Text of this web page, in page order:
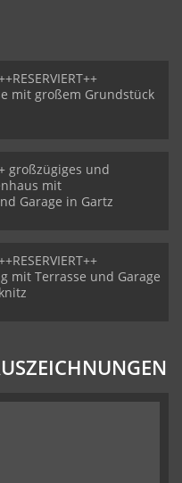
mit großem Grundstück
großzügiges und
mit
Garage in Gartz
mit Terrasse und Garage